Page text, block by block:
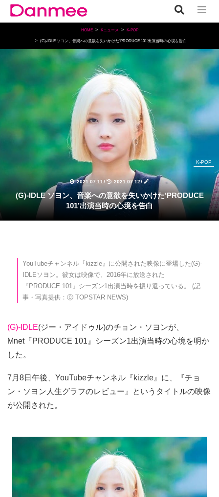
HOME Kニュース K-POP
(G)-IDLE ソヨン、音楽への意欲を失いかけた‘PRODUCE 101’出演当時の心境を告白
2021.07.11 / 2021.07.12/
K-POP
(G)-IDLE ソヨン、音楽への意欲を失いかけた‘PRODUCE
101’出演当時の心境を告白
YouTubeチャンネル『kizzle』に公開された映像に登場した(G)-
IDLEソヨン。彼女は映像で、2016年に放送された
『PRODUCE 101』シーズン1出演当時を振り返っている。 (記
事・写真提供：ⓒ TOPSTAR NEWS)
(G)-IDLE(ジー・アイドゥル)のチョン・ソヨンが、
Mnet『PRODUCE 101』シーズン1出演当時の心境を明か
した。
7月8日午後、YouTubeチャンネル『kizzle』に、『チョ
ン・ソヨン人生グラフのレビュー』というタイトルの映像
が公開された。